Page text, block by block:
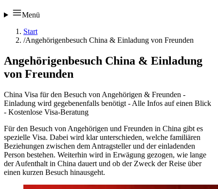
Menü
Start
/Angehörigenbesuch China & Einladung von Freunden
Angehörigenbesuch China & Einladung
von Freunden
China Visa für den Besuch von Angehörigen & Freunden -
Einladung wird gegebenenfalls benötigt - Alle Infos auf einen Blick
- Kostenlose Visa-Beratung
Für den Besuch von Angehörigen und Freunden in China gibt es
spezielle Visa. Dabei wird klar unterschieden, welche familiären
Beziehungen zwischen dem Antragsteller und der einladenden
Person bestehen. Weiterhin wird in Erwägung gezogen, wie lange
der Aufenthalt in China dauert und ob der Zweck der Reise über
einen kurzen Besuch hinausgeht.